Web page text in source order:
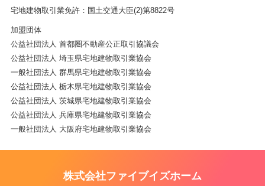
宅地建物取引業免許：国土交通大臣(2)第8822号
加盟団体
公益社団法人 首都圏不動産公正取引協議会
公益社団法人 埼玉県宅地建物取引業協会
一般社団法人 群馬県宅地建物取引業協会
公益社団法人 栃木県宅地建物取引業協会
公益社団法人 茨城県宅地建物取引業協会
公益社団法人 兵庫県宅地建物取引業協会
一般社団法人 大阪府宅地建物取引業協会
株式会社ファイブイズホーム